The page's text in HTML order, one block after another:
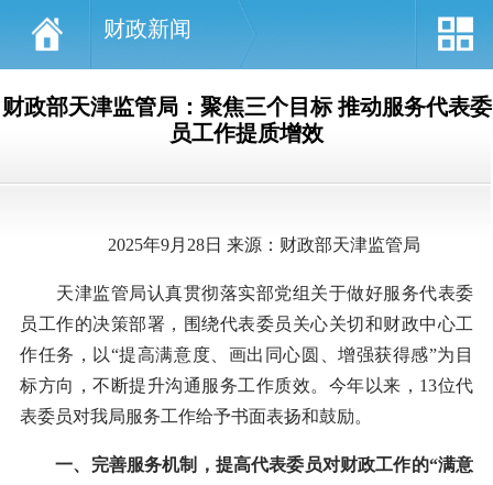
财政新闻
财政部天津监管局：聚焦三个目标 推动服务代表委
员工作提质增效
2025年9月28日 来源：财政部天津监管局
天津监管局认真贯彻落实部党组关于做好服务代表委
员工作的决策部署，围绕代表委员关心关切和财政中心工
作任务，以“提高满意度、画出同心圆、增强获得感”为目
标方向，不断提升沟通服务工作质效。今年以来，13位代
表委员对我局服务工作给予书面表扬和鼓励。
一、完善服务机制，提高代表委员对财政工作的“满意